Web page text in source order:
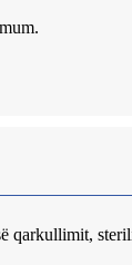
qarkullimit,